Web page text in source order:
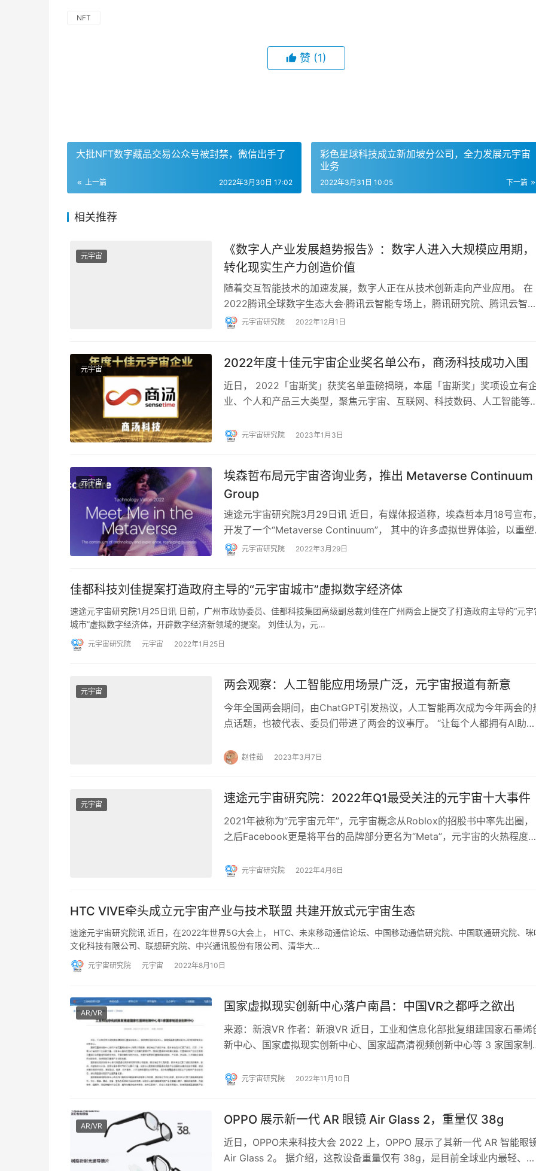
NFT
赞 (1)
大批NFT数字藏品交易公众号被封禁，微信出手了
上一篇 2022年3月30日 17:02
彩色星球科技成立新加坡分公司，全力发展元宇宙
业务
下一篇
2022年3月31日 10:05
相关推荐
元宇宙
《数字人产业发展趋势报告》：数字人进入大规模应用期，
转化现实生产力创造价值
随着交互智能技术的加速发展，数字人正在从技术创新走向产业应用。 在
2022腾讯全球数字生态大会·腾讯云智能专场上，腾讯研究院、腾讯云智
能、创业黑马经过产业研究、实地调研，共同提炼发…
元宇宙研究院 2022年12月1日
元宇宙 2022年度十佳元宇宙企业奖名单公布，商汤科技成功入围
近日， 2022「宙斯奖」获奖名单重磅揭晓，本届「宙斯奖」奖项设立有
业、个人和产品三大类型，聚焦元宇宙、互联网、科技数码、人工智能等
元宇宙研究院 2023年1月3日
元宇宙
埃森哲布局元宇宙咨询业务，推出 Metaverse Continuum
Group
速途元宇宙研究院3月29日讯 近日，有媒体报道称，埃森哲本月18号宣布，
开发了一个“Metaverse Continuum”， 其中的许多虚拟世界体验，以重塑
人们的工作和互动方式。…
元宇宙研究院 2022年3月29日
佳都科技刘佳提案打造政府主导的“元宇宙城市”虚拟数字经济体
速途元宇宙研究院1月25日讯 日前，广州市政协委员、佳都科技集团高级副总裁刘佳在广州两会上提交了打造政府主导的“元宇
城市”虚拟数字经济体，开辟数字经济新领域的提案。 刘佳认为，元…
元宇宙研究院 元宇宙 2022年1月25日
元宇宙 两会观察：人工智能应用场景广泛，元宇宙报道有新意
今年全国两会期间，由ChatGPT引发热议，人工智能再次成为今年两会的
点话题，也被代表、委员们带进了两会的议事厅。 “让每个人都拥有AI助手”
赵佳茹 2023年3月7日
元宇宙 速途元宇宙研究院：2022年Q1最受关注的元宇宙十大事件
2021年被称为“元宇宙元年”，元宇宙概念从Roblox的招股书中率先出圈，
之后Facebook更是将平台的品牌部分更名为“Meta”，元宇宙的火热程度随
元宇宙研究院 2022年4月6日
HTC VIVE牵头成立元宇宙产业与技术联盟 共建开放式元宇宙生态
速途元宇宙研究院讯 近日，在2022年世界5G大会上， HTC、未来移动通信论坛、中国移动通信研究院、中国联通研究院、咪
文化科技有限公司、联想研究院、中兴通讯股份有限公司、清华大…
元宇宙研究院 元宇宙 2022年8月10日
AR/VR 国家虚拟现实创新中心落户南昌：中国VR之都呼之欲出
来源：新浪VR 作者：新浪VR 近日，工业和信息化部批复组建国家石墨烯
新中心、国家虚拟现实创新中心、国家超高清视频创新中心等 3 家国家制
元宇宙研究院 2022年11月10日
AR/VR OPPO 展示新一代 AR 眼镜 Air Glass 2，重量仅 38g
近日，OPPO未来科技大会 2022 上，OPPO 展示了其新一代 AR 智能眼
Air Glass 2。 据介绍，这款设备重量仅有 38g，是目前全球业内最轻、最